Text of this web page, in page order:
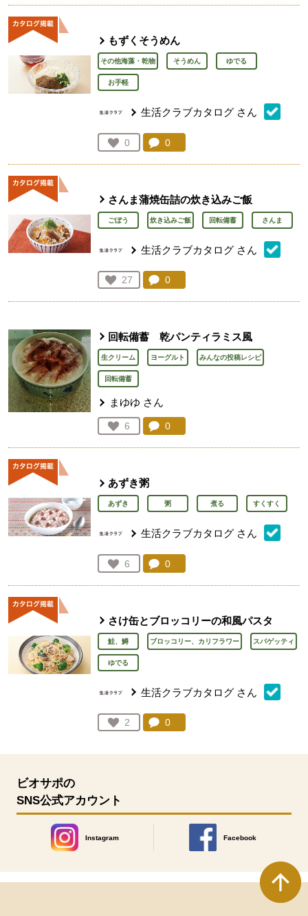
もずくそうめん
その他海藻・乾物 そうめん ゆでる
お手軽
生活クラブカタログ さん
お気に入り登録：
0
人が登録
コメント：
0
さんま蒲焼缶詰の炊き込みご飯
ごぼう 炊き込みご飯 回転備蓄 さんま
生活クラブカタログ さん
お気に入り登録：
27
人が登録
コメント：
0
回転備蓄 乾パンティラミス風
生クリーム ヨーグルト みんなの投稿レシピ
回転備蓄
まゆゆ さん
お気に入り登録：
6
人が登録
コメント：
0
あずき粥
あずき 粥 煮る すくすく
生活クラブカタログ さん
お気に入り登録：
6
人が登録
コメント：
0
さけ缶とブロッコリーの和風パスタ
鮭、鱒 ブロッコリー、カリフラワー スパゲッティ
ゆでる
生活クラブカタログ さん
お気に入り登録：
2
人が登録
コメント：
0
ビオサポの
SNS公式アカウント
Instagram
別のウィンドウで開きます。
Facebook
別のウィンドウで開きます